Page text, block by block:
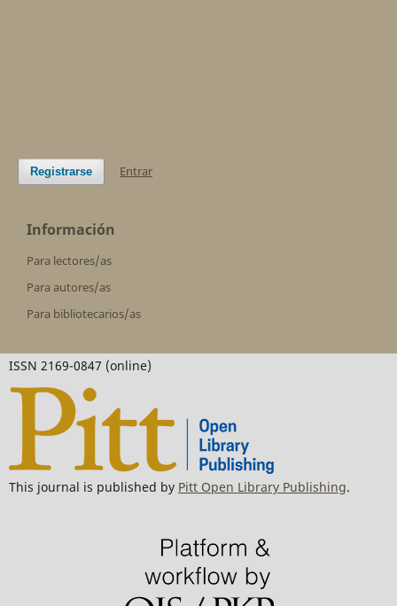
Registrarse Entrar
Información
Para lectores/as
Para autores/as
Para bibliotecarios/as
ISSN 2169-0847 (online)
This journal is published by Pitt Open Library Publishing.